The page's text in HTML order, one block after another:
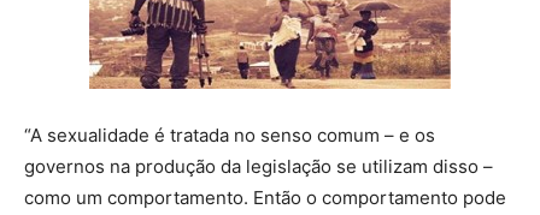
“A sexualidade é tratada no senso comum – e os
governos na produção da legislação se utilizam disso –
como um comportamento. Então o comportamento pode